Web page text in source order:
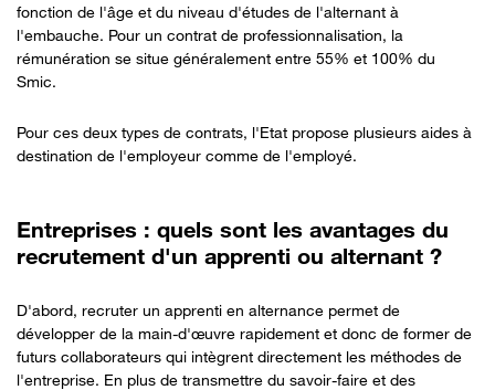
fonction de l'âge et du niveau d'études de l'alternant à
l'embauche. Pour un contrat de professionnalisation, la
rémunération se situe généralement entre 55% et 100% du
Smic.
Pour ces deux types de contrats, l'Etat propose plusieurs aides à
destination de l'employeur comme de l'employé.
Entreprises : quels sont les avantages du
recrutement d'un apprenti ou alternant ?
D'abord, recruter un apprenti en alternance permet de
développer de la main-d'œuvre rapidement et donc de former de
futurs collaborateurs qui intègrent directement les méthodes de
l'entreprise. En plus de transmettre du savoir-faire et des